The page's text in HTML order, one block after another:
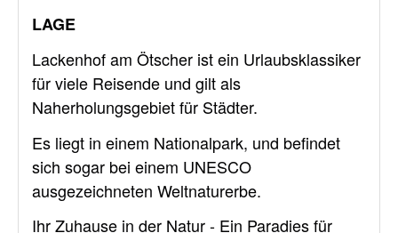
LAGE
Lackenhof am Ötscher ist ein Urlaubsklassiker
für viele Reisende und gilt als
Naherholungsgebiet für Städter.
Es liegt in einem Nationalpark, und befindet
sich sogar bei einem UNESCO
ausgezeichneten Weltnaturerbe.
Ihr Zuhause in der Natur - Ein Paradies für